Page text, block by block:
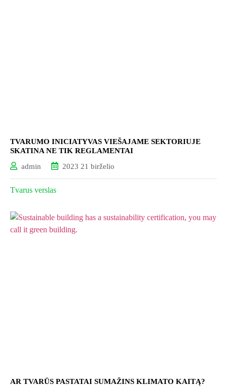
TVARUMO INICIATYVAS VIEŠAJAME SEKTORIUJE
SKATINA NE TIK REGLAMENTAI
admin
2023 21 birželio
Tvarus verslas
AR TVARŪS PASTATAI SUMAŽINS KLIMATO KAITĄ?